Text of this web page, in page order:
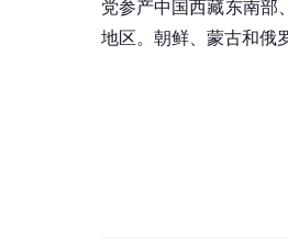
党参产中国西藏东南部
地区。朝鲜、蒙古和俄